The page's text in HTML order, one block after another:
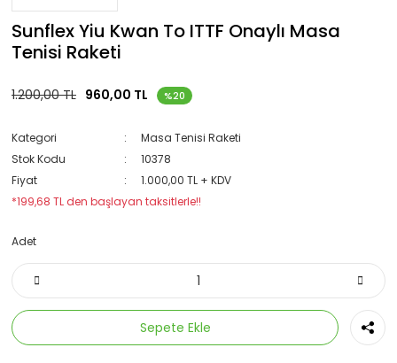
Sunflex Yiu Kwan To ITTF Onaylı Masa
Tenisi Raketi
1.200,00 TL 960,00 TL %20
Kategori
Masa Tenisi Raketi
Stok Kodu
10378
Fiyat
1.000,00 TL + KDV
*199,68 TL den başlayan taksitlerle!!
Adet
Sepete Ekle